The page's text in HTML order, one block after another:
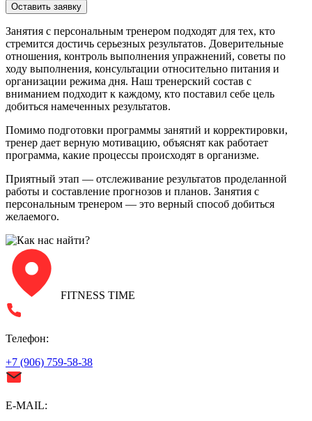
Оставить заявку
Занятия с персональным тренером подходят для тех, кто
стремится достичь серьезных результатов. Доверительные
отношения, контроль выполнения упражнений, советы по
ходу выполнения, консультации относительно питания и
организации режима дня. Наш тренерский состав с
вниманием подходит к каждому, кто поставил себе цель
добиться намеченных результатов.
Помимо подготовки программы занятий и корректировки,
тренер дает верную мотивацию, объяснят как работает
программа, какие процессы происходят в организме.
Приятный этап — отслеживание результатов проделанной
работы и составление прогнозов и планов. Занятия с
персональным тренером — это верный способ добиться
желаемого.
FITNESS TIME
Телефон:
+7 (906) 759-58-38
E-MAIL: